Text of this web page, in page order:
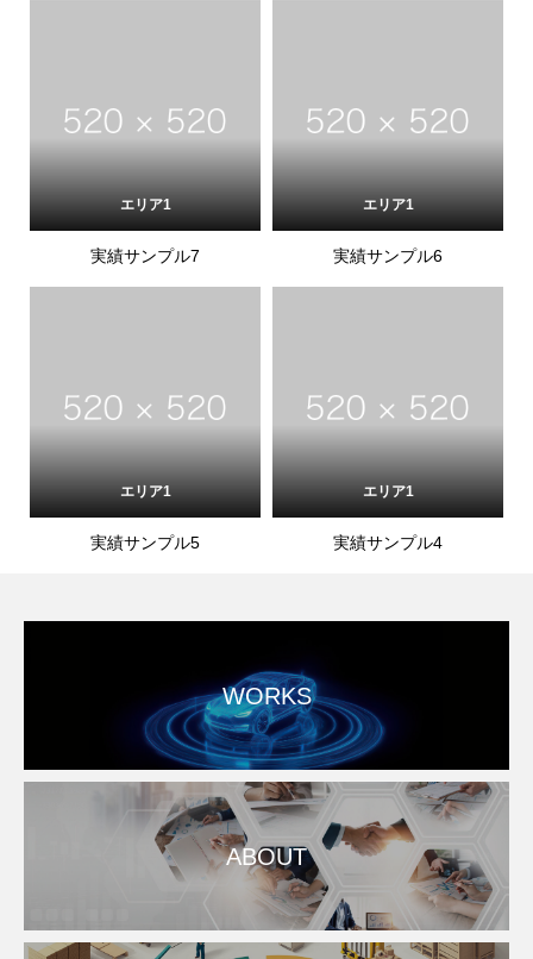
エリア1
実績サンプル7
エリア1
実績サンプル6
エリア1
実績サンプル5
エリア1
実績サンプル4
WORKS
ABOUT